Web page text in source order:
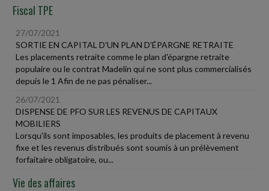
Fiscal TPE
27/07/2021
SORTIE EN CAPITAL D'UN PLAN D'ÉPARGNE RETRAITE
Les placements retraite comme le plan d'épargne retraite
populaire ou le contrat Madelin qui ne sont plus commercialisés
depuis le 1 Afin de ne pas pénaliser...
26/07/2021
DISPENSE DE PFO SUR LES REVENUS DE CAPITAUX
MOBILIERS
Lorsqu'ils sont imposables, les produits de placement à revenu
fixe et les revenus distribués sont soumis à un prélèvement
forfaitaire obligatoire, ou...
Vie des affaires